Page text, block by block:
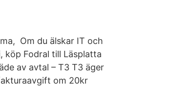
Om du älskar IT och
köp Fodral till Läsplatta
av avtal – T3 T3 äger
om 20kr